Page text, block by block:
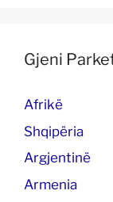
Gjeni
Afrikë
Shqipëria
Argjentinë
Armenia